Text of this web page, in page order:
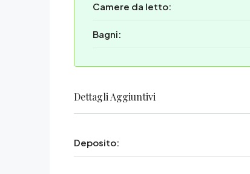
Camere da letto:
Bagni:
Dettagli Aggiuntivi
Deposito: